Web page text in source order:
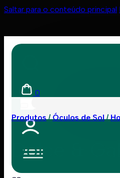
Saltar para o conteúdo principal
0
Produtos Óculos de Sol
Dolce &